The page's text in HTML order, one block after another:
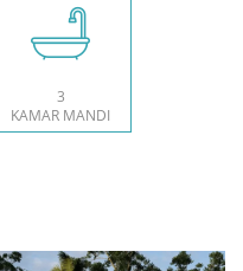
3
KAMAR MANDI